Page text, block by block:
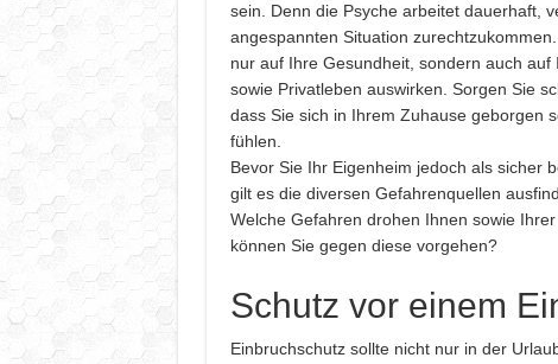
sein. Denn die Psyche arbeitet dauerhaft,
angespannten Situation
nur auf Ihre Gesundheit, sondern auch auf
sowie Privatleben auswirken. Sorgen Sie
dass Sie sich in Ihrem Zuhause geborgen
fühlen.
Bevor Sie Ihr Eigenheim jedoch als sicher
gilt es die diversen Gefahrenquellen
Welche Gefahren drohen Ihnen sowie
können Sie gegen diese vorgehen?
Schutz vor einem
Einbruchschutz sollte nicht nur in der